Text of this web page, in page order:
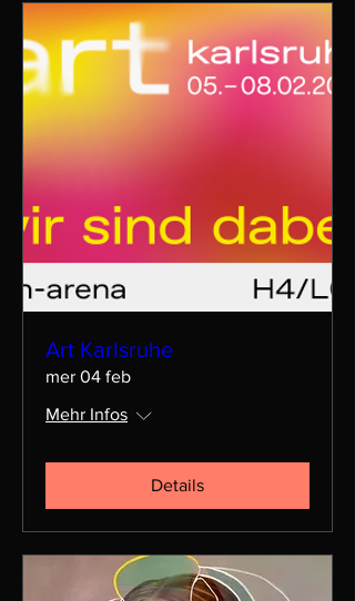
Art Karlsruhe
mer 04 feb
Mehr Infos
Details